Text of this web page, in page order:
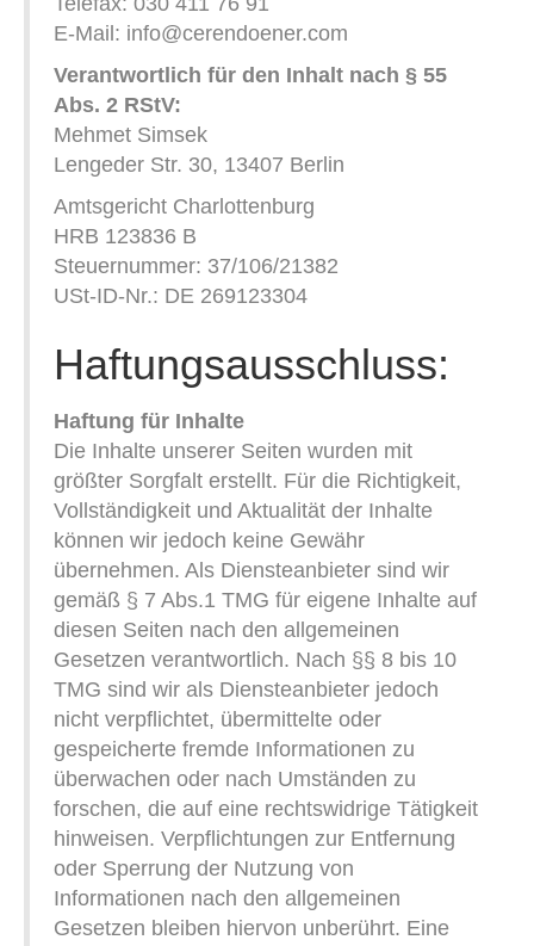
E-Mail: info@cerendoener.com
Verantwortlich für den Inhalt nach § 55
Abs. 2 RStV:
Mehmet Simsek
Lengeder Str. 30, 13407 Berlin
Amtsgericht Charlottenburg
HRB 123836 B
Steuernummer: 37/106/21382
USt-ID-Nr.: DE 269123304
Haftungsausschluss:
Haftung für Inhalte
Die Inhalte unserer Seiten wurden mit
größter Sorgfalt erstellt. Für die Richtigkeit,
Vollständigkeit und Aktualität der Inhalte
können wir jedoch keine Gewähr
übernehmen. Als Diensteanbieter sind wir
gemäß § 7 Abs.1 TMG für eigene Inhalte auf
diesen Seiten nach den allgemeinen
Gesetzen verantwortlich. Nach §§ 8 bis 10
TMG sind wir als Diensteanbieter jedoch
nicht verpflichtet, übermittelte oder
gespeicherte fremde Informationen zu
überwachen oder nach Umständen zu
forschen, die auf eine rechtswidrige Tätigkeit
hinweisen. Verpflichtungen zur Entfernung
oder Sperrung der Nutzung von
Informationen nach den allgemeinen
Gesetzen bleiben hiervon unberührt. Eine